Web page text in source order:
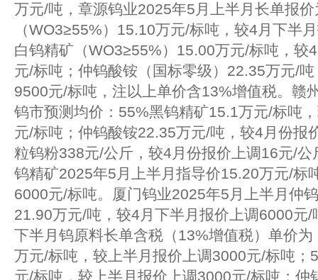
万元/吨，章源钨业2025年5月上半月长单报
（WO3≥55%）15.10万元/标吨，较4月下半
白钨精矿（WO3≥55%）15.00万元/标吨，较
元/标吨；仲钨酸铵（国标零级）22.35万元/
9500元/标吨，注以上单价含13%增值税。赣
钨市预测均价：55%黑钨精矿15.1万元/标吨
元/标吨；仲钨酸铵22.35万元/吨，较4月份报
粒钨粉338元/公斤，较4月份报价上调16元/
钨精矿2025年5月上半月指导价15.20万元/标
6000元/标吨。厦门钨业2025年5月上半月仲
21.90万元/吨，较4月下半月报价上调6000元
下半月钨原料长单含税（13%增值税）单价
万元/标吨，较上半月报价上调3000元/标吨；
元/标吨，较上半月报价上调3000元/标吨；仲